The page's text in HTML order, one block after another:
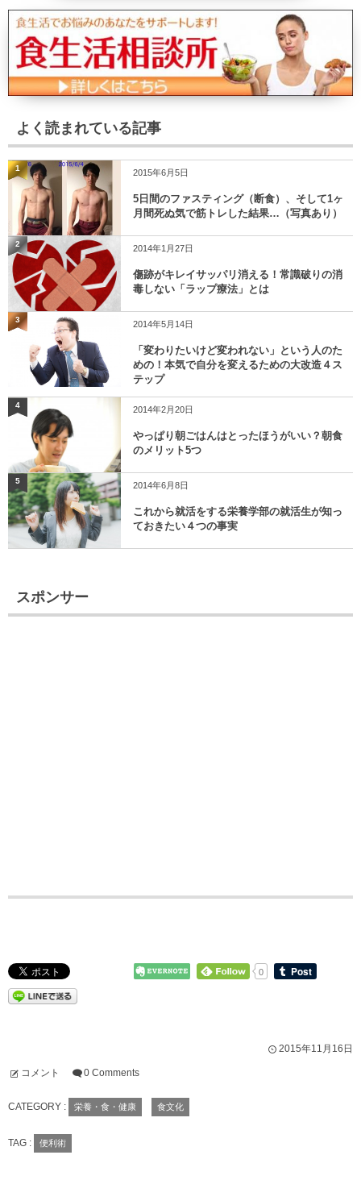
よく読まれている記事
1 2015年6月5日
5日間のファスティング（断食）、そして1ヶ
月間死ぬ気で筋トレした結果…（写真あり）
2 2014年1月27日
傷跡がキレイサッパリ消える！常識破りの消
毒しない「ラップ療法」とは
3 2014年5月14日
「変わりたいけど変われない」という人のた
めの！本気で自分を変えるための大改造４ス
テップ
4 2014年2月20日
やっぱり朝ごはんはとったほうがいい？朝食
のメリット5つ
5 2014年6月8日
これから就活をする栄養学部の就活生が知っ
ておきたい４つの事実
スポンサー
0
2015年11月16日
コメント 0 Comments
CATEGORY : 栄養・食・健康 食文化
TAG : 便利術